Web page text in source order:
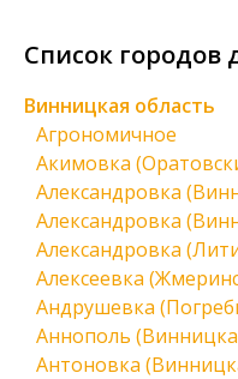
Список городов
Винницкая область
Агрономичное
Акимовка
Александровка
Александровка
Александровка
Алексеевка
Андрушевка
Аннополь
Антоновка